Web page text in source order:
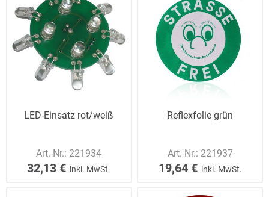
LED-Einsatz rot/weiß
Art.-Nr.: 221934
32,13 € inkl. MwSt.
Reflexfolie grün
Art.-Nr.: 221937
19,64 € inkl. MwSt.